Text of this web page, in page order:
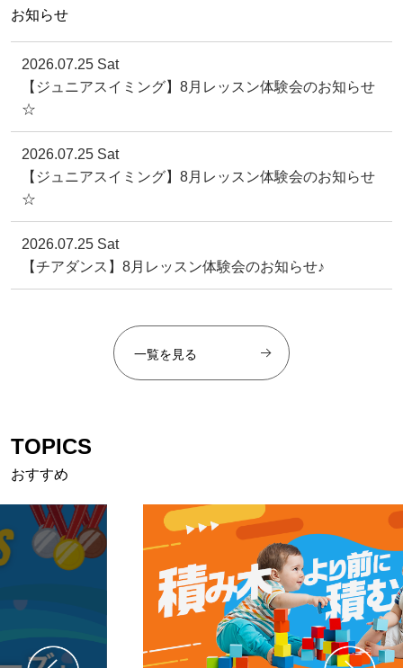
お知らせ
2026.07.25 Sat
【ジュニアスイミング】8月レッスン体験会のお知らせ
☆
2026.07.25 Sat
【ジュニアスイミング】8月レッスン体験会のお知らせ
☆
2026.07.25 Sat
【チアダンス】8月レッスン体験会のお知らせ♪
一覧を見る
TOPICS
おすすめ